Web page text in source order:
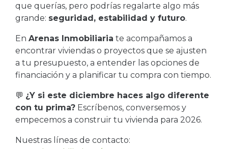
que querías, pero podrías regalarte algo más
grande: seguridad, estabilidad y futuro.
En Arenas Inmobiliaria te acompañamos a
encontrar viviendas o proyectos que se ajusten
a tu presupuesto, a entender las opciones de
financiación y a planificar tu compra con tiempo.
💬 ¿Y si este diciembre haces algo diferente
con tu prima? Escríbenos, conversemos y
empecemos a construir tu vivienda para 2026.
Nuestras líneas de contacto: